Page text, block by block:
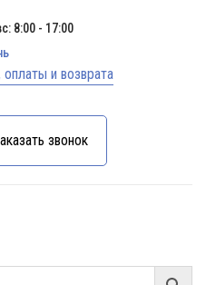
8:00 - 17:00
и возврата
звонок